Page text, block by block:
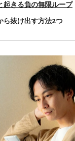
起きる負の無限ループ
ら抜け出す方法2つ